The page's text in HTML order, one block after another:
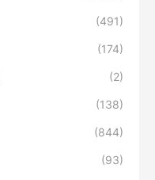
(491)
(174)
(2)
(138)
(844)
(93)